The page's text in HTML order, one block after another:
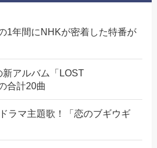
1年間にNHKが密着した特番が
アルバム「LOST
合計20曲
ラマ主題歌！「恋のブギウギ